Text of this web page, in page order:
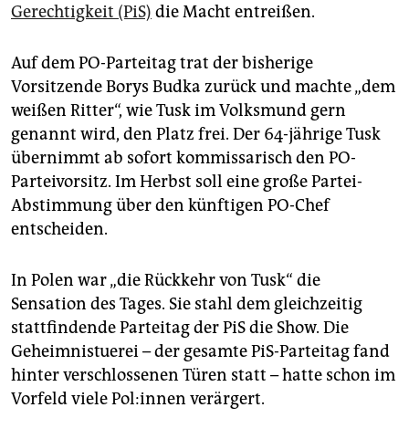
Gerechtigkeit (PiS) die Macht entreißen.
Auf dem PO-Parteitag trat der bisherige
Vorsitzende Borys Budka zurück und machte „dem
weißen Ritter“, wie Tusk im Volksmund gern
genannt wird, den Platz frei. Der 64-jährige Tusk
übernimmt ab sofort kommissarisch den PO-
Parteivorsitz. Im Herbst soll eine große Partei-
Abstimmung über den künftigen PO-Chef
entscheiden.
In Polen war „die Rückkehr von Tusk“ die
Sensation des Tages. Sie stahl dem gleichzeitig
stattfindende Parteitag der PiS die Show. Die
Geheimnistuerei – der gesamte PiS-Parteitag fand
hinter verschlossenen Türen statt – hatte schon im
Vorfeld viele Po­l:in­nen verärgert.